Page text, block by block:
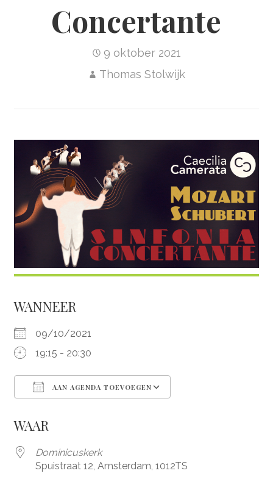
Concertante
9 oktober 2021
Thomas Stolwijk
WANNEER
09/10/2021
19:15 - 20:30
AAN AGENDA TOEVOEGEN
WAAR
Dominicuskerk
Spuistraat 12, Amsterdam, 1012TS